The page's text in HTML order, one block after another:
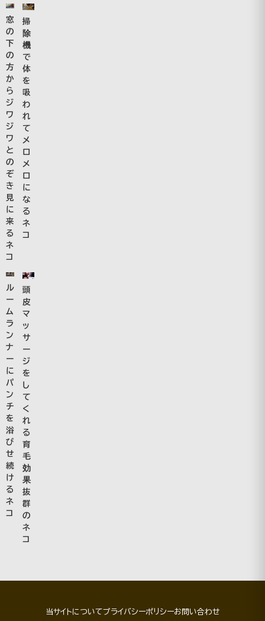
窓
の
下
の
方
か
ら
ジ
ワ
ジ
ワ
と
の
ぞ
き
見
に
来
る
ネ
コ
掃
除
機
で
体
を
吸
わ
れ
て
メ
ロ
メ
ロ
に
な
る
ネ
コ
ル
ー
ム
ラ
ン
ナ
ー
に
パ
ン
チ
を
浴
び
せ
続
け
る
ネ
コ
頭
皮
マ
ッ
サ
ー
ジ
を
し
て
く
れ
る
育
毛
効
果
抜
群
の
ネ
コ
当サイトについてプライバシーポリシーお問い合わせ